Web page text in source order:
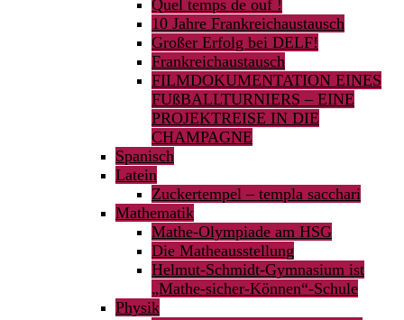
Quel temps de ouf !
10 Jahre Frankreichaustausch
Großer Erfolg bei DELF!
Frankreichaustausch
FILMDOKUMENTATION EINES
FUßBALLTURNIERS – EINE
PROJEKTREISE IN DIE
CHAMPAGNE
Spanisch
Latein
Zuckertempel – templa sacchari
Mathematik
Mathe-Olympiade am HSG
Die Matheausstellung
Helmut-Schmidt-Gymnasium ist
„Mathe-sicher-Können“-Schule
Physik